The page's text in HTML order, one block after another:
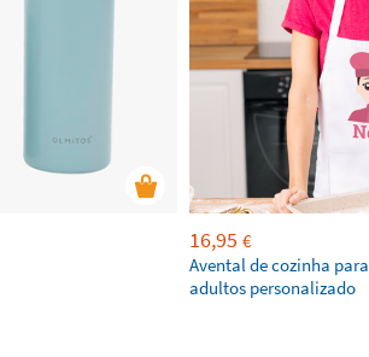
16,95 €
Avental de cozinha para
adultos personalizado